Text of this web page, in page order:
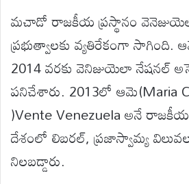
మచాడో రాజకీయ ప్రస్థానం
ప్రభుత్వాలకు వ్యతిరేకంగా సాగింది.
2014 వరకు వెనిజుయెలా నేషనల్
పనిచేశారు. 2013లో ఆమె(Maria
)Vente Venezuela అనే
దేశంలో లిబరల్, ప్రజాస్వామ్య
నిలబడ్డారు.